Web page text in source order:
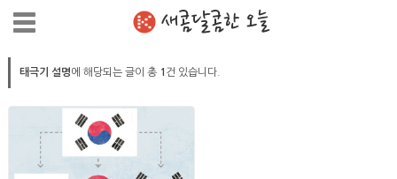
새콤달콤한 오늘
태극기 설명에 해당되는 글이 총 1 건 있습니다.